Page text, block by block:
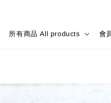
所有商品 All products 會